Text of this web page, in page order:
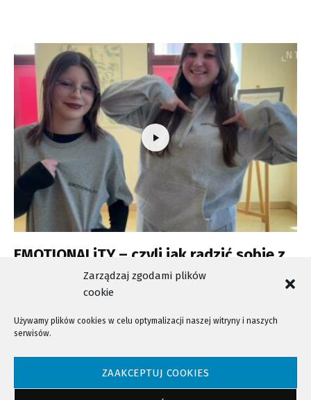
Zarządzaj zgodami plików
cookie
Używamy plików cookies w celu optymalizacji naszej witryny i naszych
serwisów.
ZAAKCEPTUJ COOKIES
EMOTIONALiTY – czyli jak radzić sobie z
NTV - Nasza Telewizja Sądecka © 2023 Wszystkie prawa zastrzeżone!